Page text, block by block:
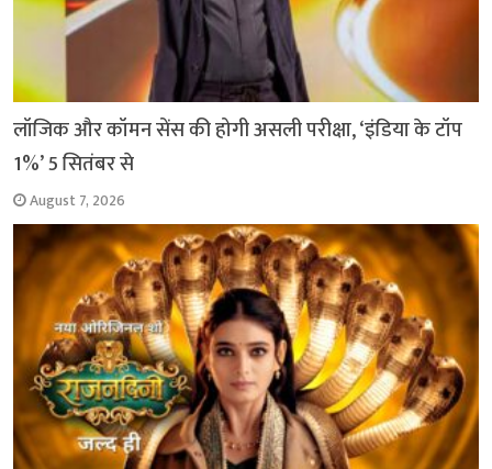
लॉजिक और कॉमन सेंस की होगी असली परीक्षा, ‘इंडिया के टॉप
1%’ 5 सितंबर से
August 7, 2026